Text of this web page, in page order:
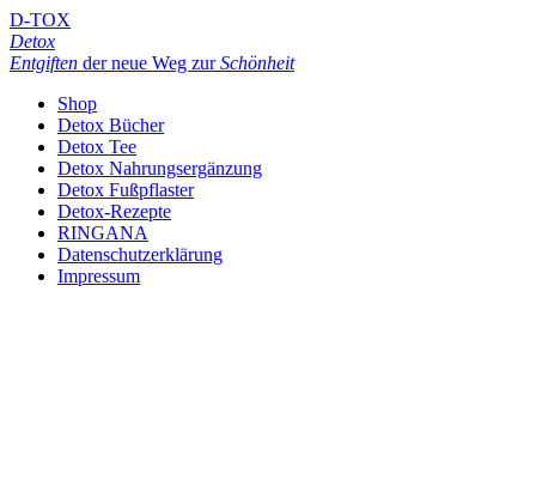
D-TOX
Detox
Entgiften der neue Weg zurSchönheit
Shop
Detox Bücher
Detox Tee
Detox Nahrungsergänzung
Detox Fußpflaster
Detox-Rezepte
RINGANA
Datenschutzerklärung
Impressum